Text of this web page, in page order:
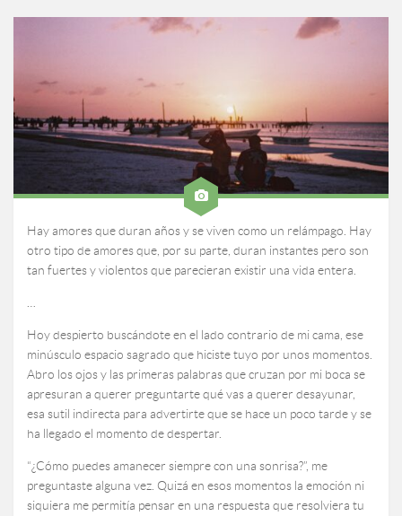
Hay amores que duran años y se viven como un relámpago. Hay
otro tipo de amores que, por su parte, duran instantes pero son
tan fuertes y violentos que parecieran existir una vida entera.
Hoy despierto buscándote en el lado contrario de mi cama, ese
minúsculo espacio sagrado que hiciste tuyo por unos momentos.
Abro los ojos y las primeras palabras que cruzan por mi boca se
apresuran a querer preguntarte qué vas a querer desayunar,
esa sutil indirecta para advertirte que se hace un poco tarde y se
ha llegado el momento de despertar.
“¿Cómo puedes amanecer siempre con una sonrisa?”, me
preguntaste alguna vez. Quizá en esos momentos la emoción ni
siquiera me permitía pensar en una respuesta que resolviera tu